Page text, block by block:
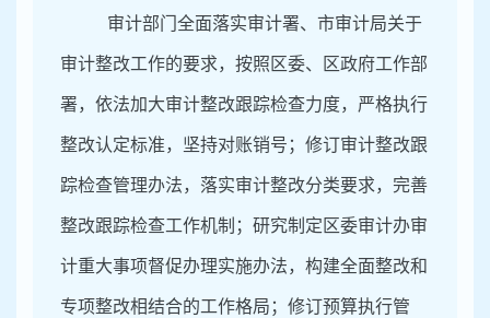
审计部门全面落实审计署、市审计局关于
审计整改工作的要求，按照区委、区政府工作部
署，依法加大审计整改跟踪检查力度，严格执行
整改认定标准，坚持对账销号；修订审计整改跟
踪检查管理办法，落实审计整改分类要求，完善
整改跟踪检查工作机制；研究制定区委审计办审
计重大事项督促办理实施办法，构建全面整改和
专项整改相结合的工作格局；修订预算执行管